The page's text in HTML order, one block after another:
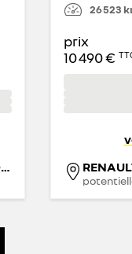
RENAULT LA CLAYETTE - GROUPE THIVOLLE
26 523
prix
10 490 €